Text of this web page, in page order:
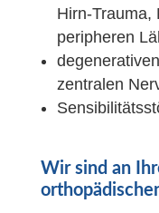
Hirn-Trauma,
peripheren
zentralen
Wir sind an